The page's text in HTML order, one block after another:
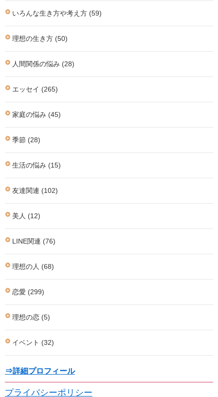
いろんな生き方や考え方 (59)
理想の生き方 (50)
人間関係の悩み (28)
エッセイ (265)
家庭の悩み (45)
季節 (28)
生活の悩み (15)
友達関連 (102)
美人 (12)
LINE関連 (76)
理想の人 (68)
恋愛 (299)
理想の恋 (5)
イベント (32)
⇒詳細プロフィール
プライバシーポリシー